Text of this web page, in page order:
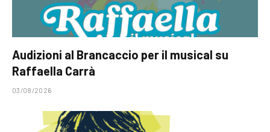
Audizioni al Brancaccio per il musical su
Raffaella Carrà
03/08/2026